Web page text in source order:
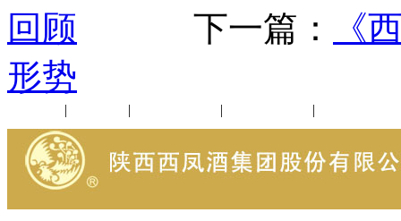
回顾 下一篇：
《
形势
| | | |